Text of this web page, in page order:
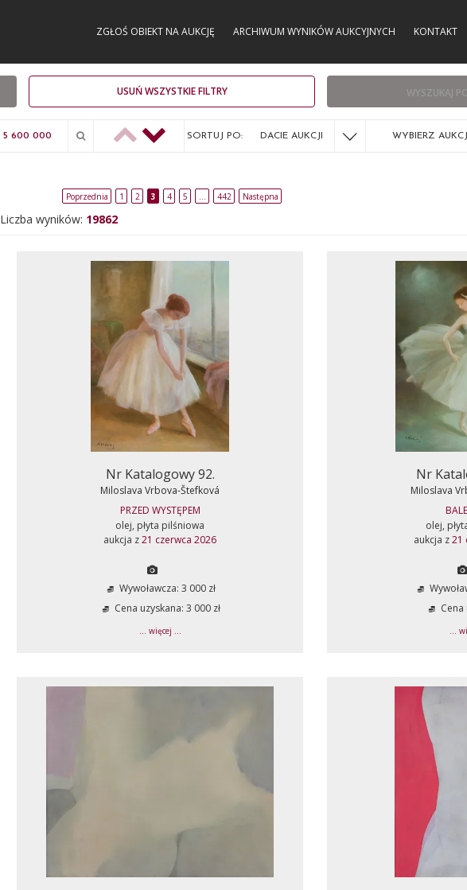
ZGŁOŚ OBIEKT NA AUKCJĘ ARCHIWUM WYNIKÓW AUKCYJNYCH KONTAKT
USUŃ WSZYSTKIE FILTRY
SORTUJ PO: DACIE AUKCJI WYBIERZ
Poprzednia 1 2 3 4 5 442 Następna
Liczba wyników: 19862
Nr Katalogowy 92.
Miloslava Vrbova-Štefková
PRZED WYSTĘPEM
olej, płyta pilśniowa
aukcja z21 czerwca 2026
Wywoławcza: 3 000 zł
Cena uzyskana: 3 000 zł
... więcej ...
Nr
Miloslava
olej,
aukcja z21
Cena
...